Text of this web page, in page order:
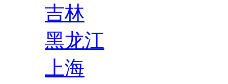
吉林
黑龙江
上海